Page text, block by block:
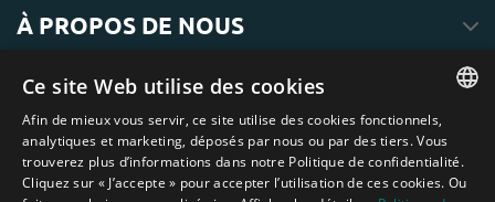
À PROPOS DE NOUS
ENGLISH
DUTCH
Ce site Web utilise des cookies
Afin de mieux vous servir, ce site utilise des cookies fonctionnels,
analytiques et marketing, déposés par nous ou par des tiers. Vous
trouverez plus d’informations dans notre Politique de confidentialité.
Cliquez sur « J’accepte » pour accepter l’utilisation de ces cookies. Ou